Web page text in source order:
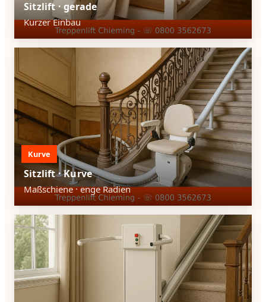
Sitzlift · gerade
Kurzer Einbau
Kurve
Sitzlift · Kurve
Maßschiene · enge Radien